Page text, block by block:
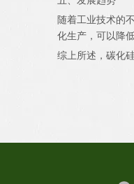
随着工业技术的
化生产，可以降
综上所述，碳化